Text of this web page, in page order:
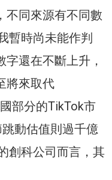
不同來源有不同數
暫時尚未能作判
還在不斷上升，
將來取代
部分的TikTok市
動估值則過千億
創科公司而言，其